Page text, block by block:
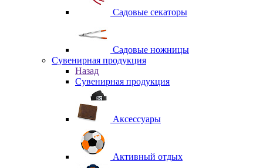
Садовые секаторы
Садовые ножницы
Сувенирная продукция
Назад
Сувенирная продукция
Аксессуары
Активный отдых